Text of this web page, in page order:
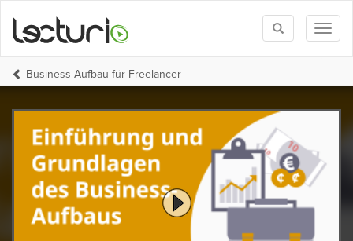
Toggle
search
Business-Aufbau für Freelancer